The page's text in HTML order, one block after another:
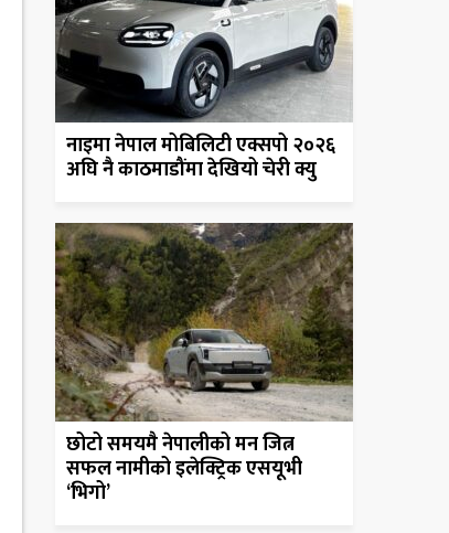
नाइमा नेपाल मोबिलिटी एक्सपो २०२६
अघि नै काठमाडौंमा देखियो चेरी क्यु
छोटो समयमै नेपालीको मन जित्न
सफल नामीको इलेक्ट्रिक एसयूभी
‘भिगो’